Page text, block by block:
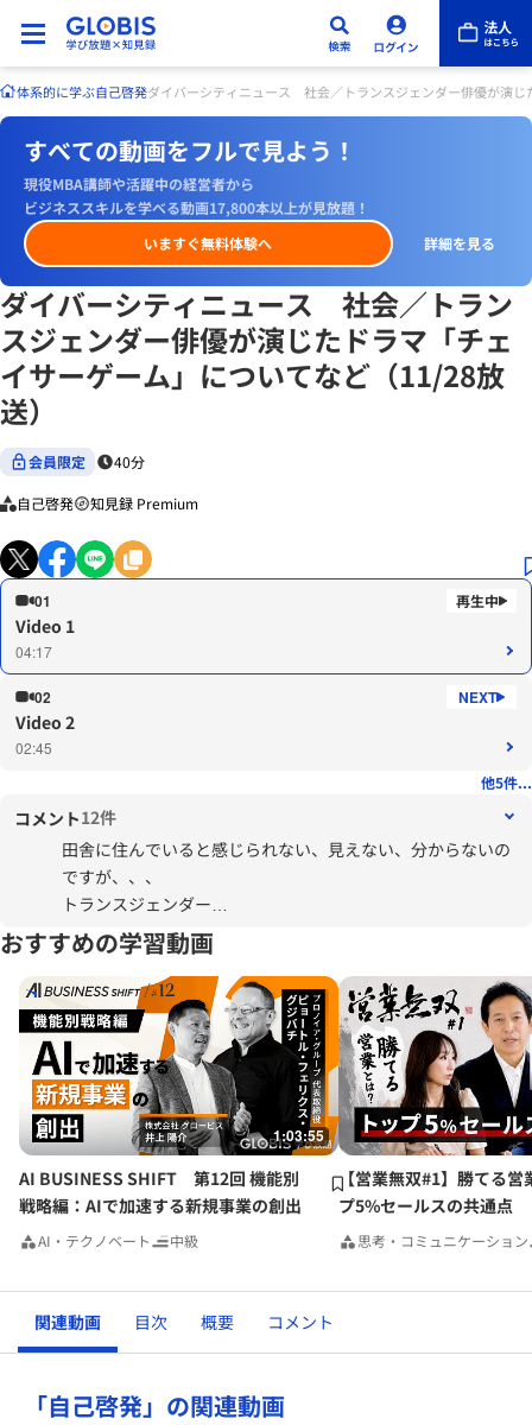
体系的に学ぶ自己啓発ダイバーシティニュース 社会／トランスジェンダー俳優が演
すべての動画をフルで見よう！
現役MBA講師や活躍中の経営者から
ビジネススキルを学べる動画17,800本以上が見放題！
いますぐ無料体験へ
詳細を見る
ダイバーシティニュース 社会／トラン
スジェンダー俳優が演じたドラマ「チェ
イサーゲーム」についてなど（11/28放
送）
会員限定 40分
自己啓発 知見録 Premium
01
Video 1
04:17
02
Video 2
02:45
他5件...
コメント12件
田舎に住んでいると感じられない、見えない、分からないの
ですが、、、
トランスジェンダー
って、権利を持っていて、世間で認められて来ているのです
ね。新しい世代（世相）でしょうかね。
SDGS, VUCA, Z世代、DXと、、、
横文字言葉ばかりですが、10年、20年のスパン、と昔は言わ
れましたが、今は変化の時代なので、毎年、毎月、毎日、変
革が起きている世の中の様に感じられます。但し、video, TV
の中では、、、
未だ、残念乍、私の住んでいる田舎では感じられませ
ん、、、やはり、田舎は都会と違って遅れているのかな？と
知見が深まりました。ありがとうございます。
おすすめの学習動画
1:03:55
AI BUSINESS SHIFT 第12回 機能別
戦略編：AIで加速する新規事業の創出
AI・テクノベート 中級
【営業無双#1】勝てる営
プ5%セールスの共通点
思考・コミュニケーション
関連動画 目次 概要 コメント
「自己啓発」の関連動画